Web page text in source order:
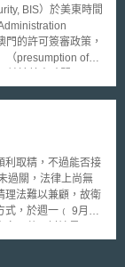
早有所準備。且若該
執行試管嬰兒的程
因所帶來的疾病。
之作品得受著作權
故無受雇著作原則
則亦僅能表彰作品
BIS）於美東時間
的許可簽審政策，
（presumption of
取記憶體
使用人相同或更先
取精，不過能否接
過關，法律上尚無
理法難以兼顧，故衛
，於週一﹙ 9月13